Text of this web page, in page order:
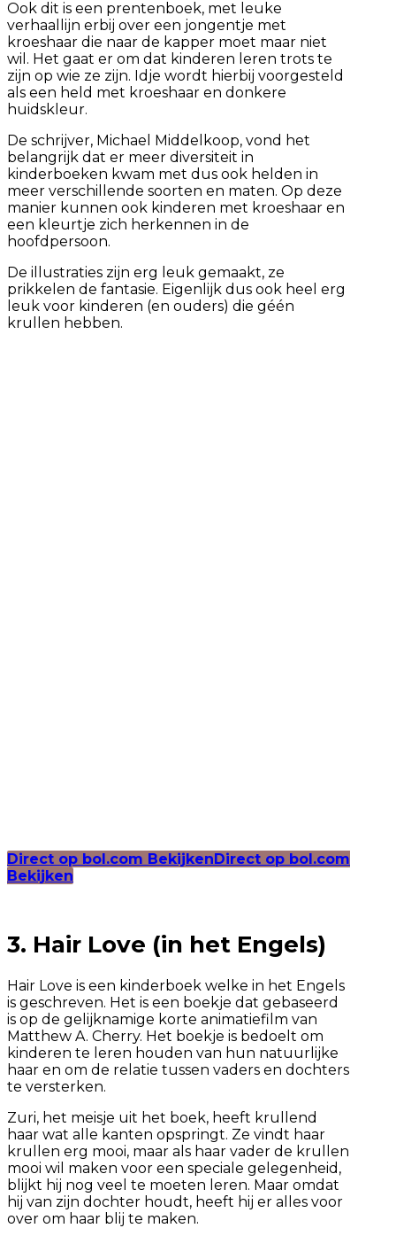
Ook dit is een prentenboek, met leuke
verhaallijn erbij over een jongentje met
kroeshaar die naar de kapper moet maar niet
wil. Het gaat er om dat kinderen leren trots te
zijn op wie ze zijn. Idje wordt hierbij voorgesteld
als een held met kroeshaar en donkere
huidskleur.
De schrijver, Michael Middelkoop, vond het
belangrijk dat er meer diversiteit in
kinderboeken kwam met dus ook helden in
meer verschillende soorten en maten. Op deze
manier kunnen ook kinderen met kroeshaar en
een kleurtje zich herkennen in de
hoofdpersoon.
De illustraties zijn erg leuk gemaakt, ze
prikkelen de fantasie. Eigenlijk dus ook heel erg
leuk voor kinderen (en ouders) die géén
krullen hebben.
Direct op bol.com Bekijken Direct op bol.com
Bekijken
3. Hair Love (in het Engels)
Hair Love is een kinderboek welke in het Engels
is geschreven. Het is een boekje dat gebaseerd
is op de gelijknamige korte animatiefilm van
Matthew A. Cherry. Het boekje is bedoelt om
kinderen te leren houden van hun natuurlijke
haar en om de relatie tussen vaders en dochters
te versterken.
Zuri, het meisje uit het boek, heeft krullend
haar wat alle kanten opspringt. Ze vindt haar
krullen erg mooi, maar als haar vader de krullen
mooi wil maken voor een speciale gelegenheid,
blijkt hij nog veel te moeten leren. Maar omdat
hij van zijn dochter houdt, heeft hij er alles voor
over om haar blij te maken.